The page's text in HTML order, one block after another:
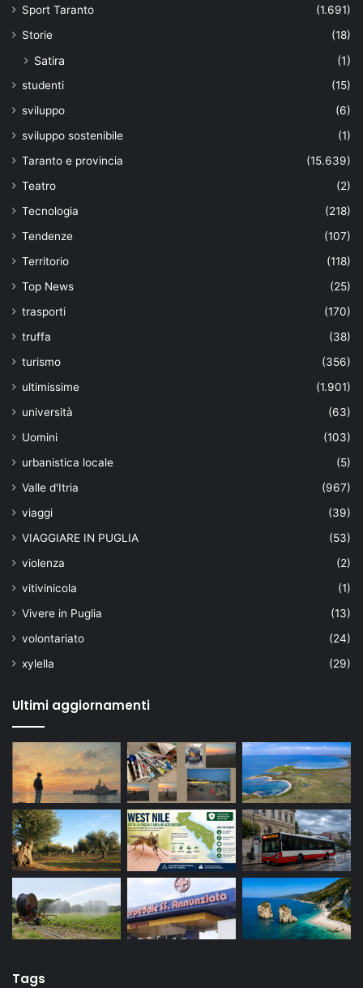
Sport Taranto
(1.691)
Storie
(18)
Satira (1)
studenti
(15)
sviluppo
(6)
sviluppo sostenibile
(1)
Taranto e provincia
(15.639)
Teatro
(2)
Tecnologia
(218)
Tendenze
(107)
Territorio
(118)
Top News
(25)
trasporti
(170)
truffa
(38)
turismo
(356)
ultimissime
(1.901)
università
(63)
Uomini
(103)
urbanistica locale
(5)
Valle d'Itria
(967)
viaggi
(39)
VIAGGIARE IN PUGLIA
(53)
violenza
(2)
vitivinicola
(1)
Vivere in Puglia
(13)
volontariato
(24)
xylella
(29)
Ultimi aggiornamenti
Tags